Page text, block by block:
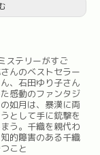
ステリーがすご
んのベストセラー
、石田ゆり子さん
感動のファンタジ
如月は、暴漢に両
として手に銃撃を
う。千織を親代わ
的障害のある千織
こと